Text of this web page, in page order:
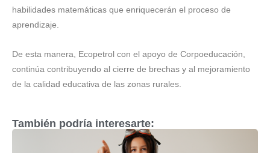
habilidades matemáticas que enriquecerán el proceso de
aprendizaje.
De esta manera, Ecopetrol con el apoyo de Corpoeducación,
continúa contribuyendo al cierre de brechas y al mejoramiento
de la calidad educativa de las zonas rurales.
También podría interesarte: